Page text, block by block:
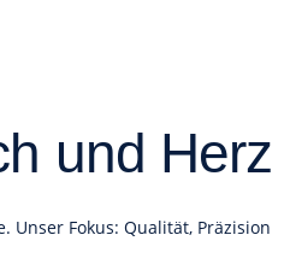
und Herz
Fokus: Qualität, Präzision